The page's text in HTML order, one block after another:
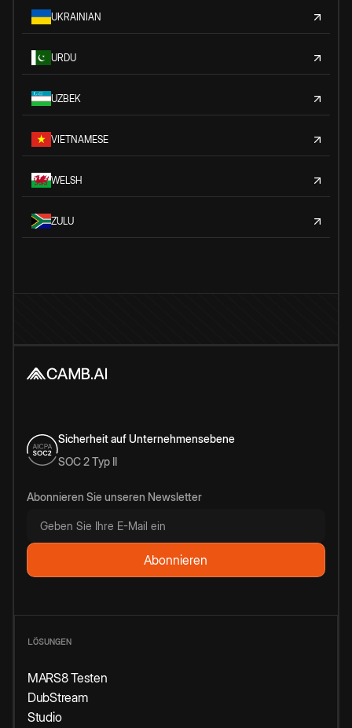
UKRAINIAN
URDU
UZBEK
VIETNAMESE
WELSH
ZULU
Sicherheit auf Unternehmensebene
SOC 2 Typ II
Abonnieren Sie unseren Newsletter
LÖSUNGEN
MARS8 Testen
DubStream
Studio